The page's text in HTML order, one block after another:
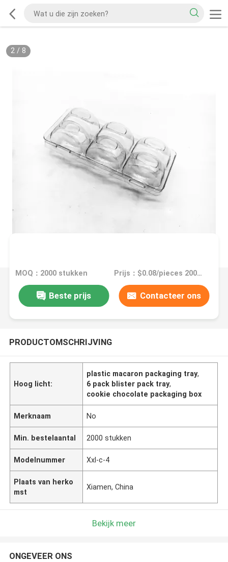
2/ 8
MOQ：2000 stukken Prijs：$0.08/pieces 2000-49999 pieces
Beste prijs Contacteer ons
PRODUCTOMSCHRIJVING
Hoog licht:
plastic macaron packaging tray,
6 pack blister pack tray,
cookie chocolate packaging box
Merknaam No
Min. bestelaantal 2000 stukken
Modelnummer Xxl-c-4
Plaats van herko
mst
Xiamen, China
Bekijk meer
ONGEVEER ONS